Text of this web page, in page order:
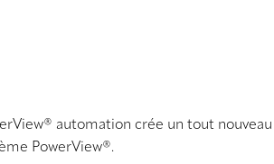
automation crée un tout
PowerView®.